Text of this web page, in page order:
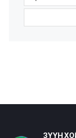
ЗҮҮН